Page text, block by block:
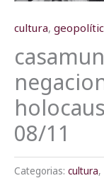
cultura,
08/11
Categorias: cultura,